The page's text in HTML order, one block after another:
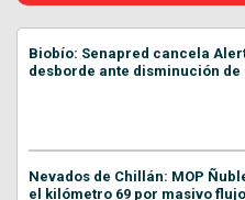
Biobío: Senapred cancela
desborde ante disminución de
Nevados de Chillán: MOP
el kilómetro 69 por masivo